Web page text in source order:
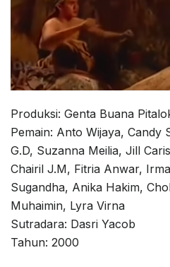
Produksi: Genta Buana
Pemain: Anto Wijaya,
G.D, Suzanna Meilia, Jill
Chairil J.M, Fitria Anwar,
Sugandha, Anika Hakim,
Muhaimin, Lyra Virna
Sutradara: Dasri Yacob
Tahun: 2000